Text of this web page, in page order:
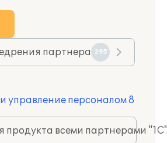
партнера 395
управление персоналом 8
продукта всеми партнерами